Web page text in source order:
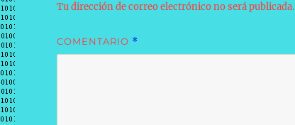
Tu dirección de correo electrónico no será publicada.
COMENTARIO *